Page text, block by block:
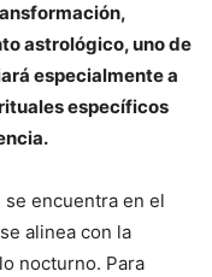
astrológico, uno de
especialmente a
específicos
encuentra en el
alinea con la
nocturno. Para